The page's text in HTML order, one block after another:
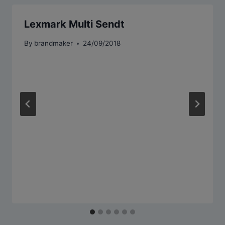
Lexmark Multi Sendt
By brandmaker 24/09/2018